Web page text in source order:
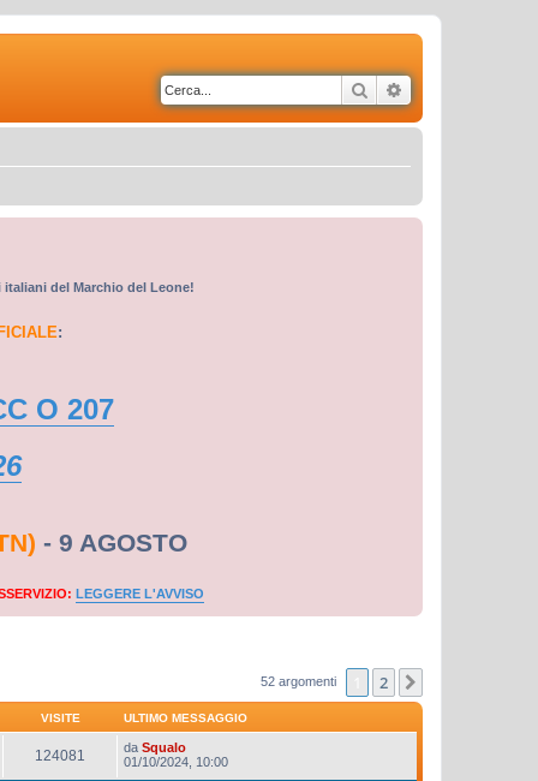
Cerca
del Marchio del Leone!
:
O 207
- 9 AGOSTO
LEGGERE L'AVVISO
52 argomenti 2
VISITE ULTIMO MESSAGGIO
124081 da Squalo
01/10/2024, 10:00